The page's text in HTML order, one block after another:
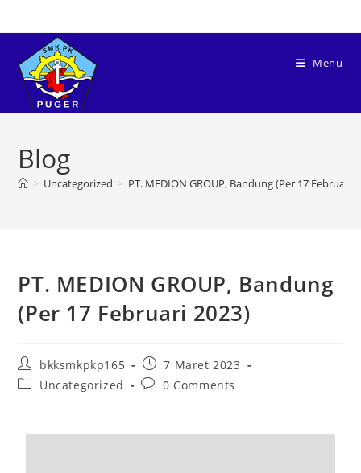
Menu
Blog
> Uncategorized > PT. MEDION GROUP, Bandung (Per 17 Februari
PT. MEDION GROUP, Bandung
(Per 17 Februari 2023)
bkksmkpkp165
7 Maret 2023
Uncategorized
0 Comments